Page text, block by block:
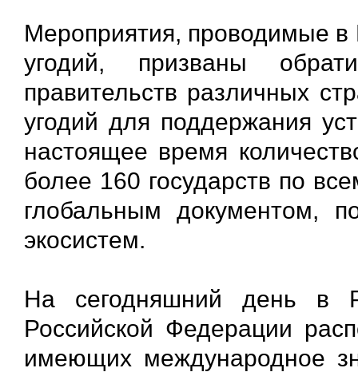
Мероприятия, проводимые
угодий, призваны
правительств различных
угодий для поддержания
настоящее время
более 160 государств по
глобальным документом,
экосистем.
На сегодняшний день в
Российской Федерации
имеющих международное